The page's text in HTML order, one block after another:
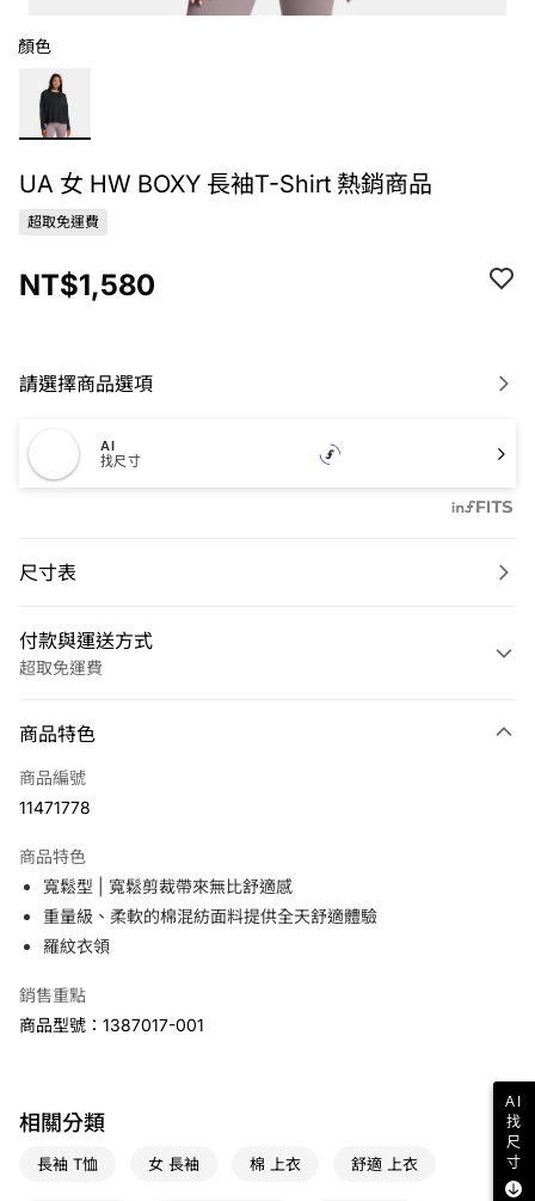
顏色
UA 女 HW BOXY 長袖T-Shirt 熱銷商品
超取免運費
NT$1,580
請選擇商品選項
AI
找尺寸
尺寸表
付款與運送方式
超取免運費
信用卡一次付款
LINE Pay
悠遊付
運送方式
商品特色
商品編號
11471778
商品特色
寬鬆型 | 寬鬆剪裁帶來無比舒適感
重量級、柔軟的棉混紡面料提供全天舒適體驗
羅紋衣領
銷售重點
商品型號：1387017-001
相關分類
長袖 T恤 女 長袖 棉 上衣 舒適 上衣
AI
找
尺
寸